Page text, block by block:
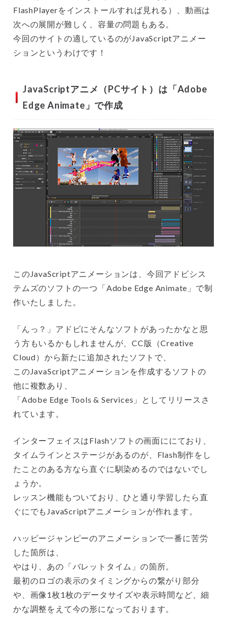
FlashPlayerをインストールすれば見れる）、動画は
次への展開が難しく、容量の問題もある。
今回のサイトの適しているのがJavaScriptアニメー
ションというわけです！
JavaScriptアニメ（PCサイト）は「Adobe
Edge Animate」で作成
このJavaScriptアニメーションは、今回アドビシス
テムズのソフトの一つ「Adobe Edge Animate」で制
作いたしました。
「んっ？」アドビにそんなソフトがあったかなと思
う方もいるかもしれませんが、CC版（Creative
Cloud）から新たに追加されたソフトで、
このJavaScriptアニメーションを作成するソフトの
他に複数あり、
「Adobe Edge Tools & Services」としてリリースさ
れています。
インターフェイスはFlashソフトの画面ににており、
タイムラインとステージがあるのが、Flash制作をし
たことのある方なら直ぐに馴染めるのではないでし
ょうか。
レッスン機能もついており、ひと通り学習したら直
ぐにでもJavaScriptアニメーションが作れます。
ハッピージャンピーのアニメーションで一番に苦労
した箇所は、
やはり、あの「バレットタイム」の箇所。
最初のロゴの表示のタイミングからの繋がり部分
や、画像1枚1枚のデータサイズや表示時間など、細
かな調整をえて今の形になっております。